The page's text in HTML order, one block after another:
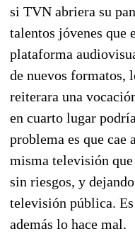
si TVN abriera su
talentos jóvenes que
plataforma
de nuevos formatos,
reiterara una
en cuarto lugar
problema es que cae
misma televisión
sin riesgos, y
televisión pública.
además lo hace mal.